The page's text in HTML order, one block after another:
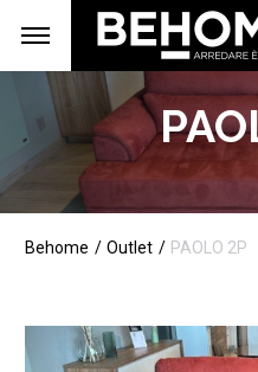
Behome Outlet PAOLO 2P